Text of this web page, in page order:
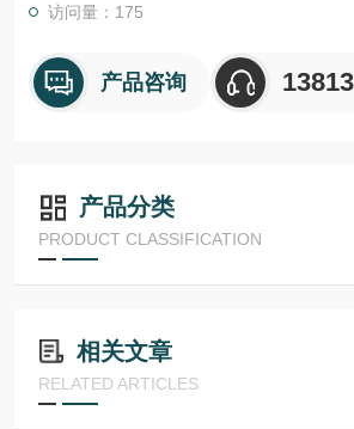
访问量：175
产品咨询
产品分类
PRODUCT CLASSIFICATION
相关文章
RELATED ARTICLES